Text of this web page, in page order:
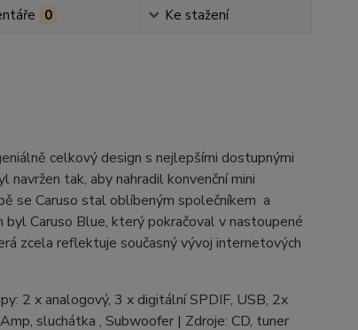
0 Ke stažení
celkový design s nejlepšími dostupnými
tak, aby nahradil konvenční mini
se Caruso stal oblíbeným společníkem a
Caruso Blue, který pokračoval v nastoupené
zcela reflektuje současný vývoj internetových
2 x analogový, 3 x digitální SPDIF, USB, 2x
sluchátka , Subwoofer | Zdroje: CD, tuner